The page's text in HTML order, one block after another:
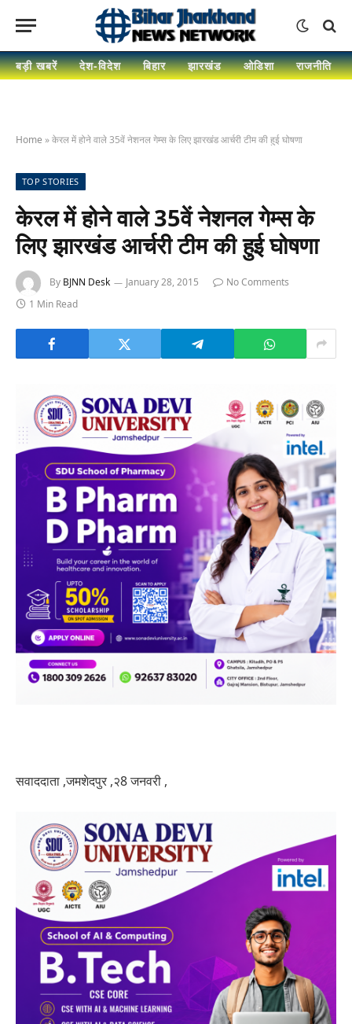
बड़ी खबरें देश-विदेश बिहार झारखंड ओडिशा राजनीति
Home »केरल में होने वाले 35वें नेशनल गेम्स के लिए झारखंड आर्चरी टीम की हुई घोषणा
TOP STORIES
केरल में होने वाले 35वें नेशनल गेम्स के
लिए झारखंड आर्चरी टीम की हुई घोषणा
By BJNN Desk January 28, 2015
No Comments
1 Min Read
सवाददाता ,जमशेदपुर ,२8 जनवरी ,